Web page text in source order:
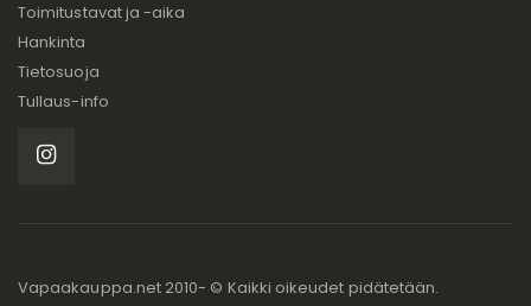
Toimitustavat ja -aika
Hankinta
Tietosuoja
Tullaus-info
Vapaakauppa.net 2010- © Kaikki oikeudet pidätetään.